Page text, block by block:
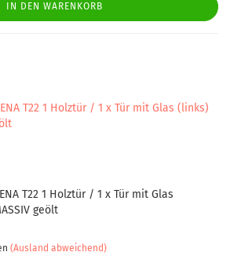
IN DEN WARENKORB
T22 1 Holztür / 1 x Tür mit Glas
geölt
(Ausland abweichend)